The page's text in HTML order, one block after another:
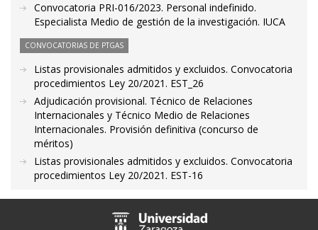
Convocatoria PRI-016/2023. Personal indefinido.
Especialista Medio de gestión de la investigación. IUCA
CONVOCATORIAS DE PTGAS
Listas provisionales admitidos y excluidos. Convocatoria
procedimientos Ley 20/2021. EST_26
Adjudicación provisional. Técnico de Relaciones
Internacionales y Técnico Medio de Relaciones
Internacionales. Provisión definitiva (concurso de
méritos)
Listas provisionales admitidos y excluidos. Convocatoria
procedimientos Ley 20/2021. EST-16